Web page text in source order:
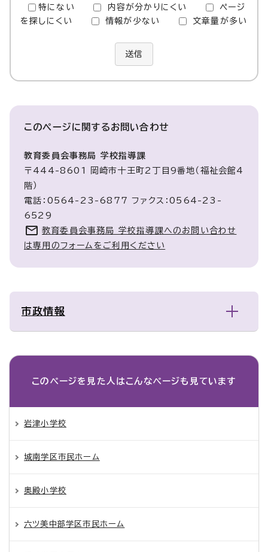
特にない 内容が分かりにくい
ページ
を探しにくい
情報が少ない 文章量が多い
送信
このページに関するお問い合わせ
教育委員会事務局 学校指導課
〒444-8601 岡崎市十王町2丁目9番地（福祉会館4
階）
電話：0564-23-6877 ファクス：0564-23-
6529
教育委員会事務局 学校指導課へのお問い合わせ
は専用のフォームをご利用ください
市政情報
このページを見た人は こんなページも見ています
岩津小学校
城南学区市民ホーム
奥殿小学校
六ツ美中部学区市民ホーム